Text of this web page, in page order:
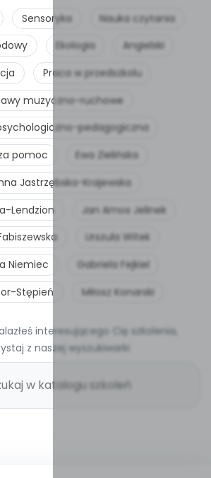
Sensoryka
Nauka czytania
Ekologia
Angielski
Praca w przedszkolu
muzyczno-ruchowe
pedagogiczna
pomoc
Ewa Zielińska
Jastrzębska-Krajewska
Lendzion
Jan Amos Jelinek
Urszula Witek
Niemiec
Gabriela Fejkiel
Stępień
Miłosz Konarski
interesującego Cię szkolenia,
z naszej wyszukiwarki